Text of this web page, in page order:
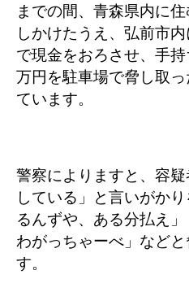
までの間、青森県内に
しかけたうえ、弘前市
で現金をおろさせ、手
万円を駐車場で脅し取
ています。
警察によりますと、容
している」と言いがか
るんずや、ある分払え
わがっちゃーべ」など
す。